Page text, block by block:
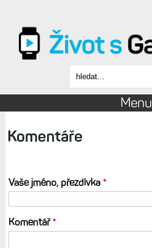
Vyhledávání
Menu
Komentáře
Vaše jméno, přezdívka *
Komentář*